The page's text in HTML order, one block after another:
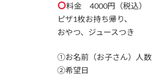
料金 4000円（税込）
ピザ1枚お持ち帰り、
おやつ、ジュースつき
①お名前（お子さん）人数
②希望日